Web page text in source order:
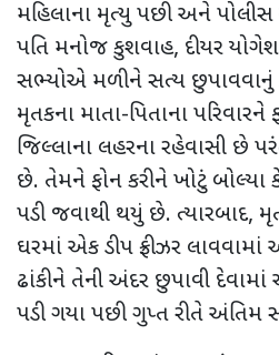
મહિલાના મૃત્યુ પછી અને
પતિ મનોજ કુશવાહ, દીયર યોગેશ
સભ્યોએ મળીને સત્ય
મૃતકના માતા-પિતાના
જિલ્લાના લહરના રહેવાસી છે
છે. તેમને ફોન કરીને ખોટું બોલ્યા
પડી જવાથી થયું છે. ત્યારબાદ,
ઘરમાં એક ડીપ ફ્રીઝર
ઢાંકીને તેની અંદર છુપાવી
પડી ગયા પછી ગુપ્ત રીતે અંતિમ